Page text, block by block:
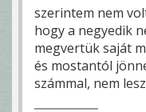
szerintem nem
hogy a negyedik
megvertük saját
és mostantól
számmal, nem